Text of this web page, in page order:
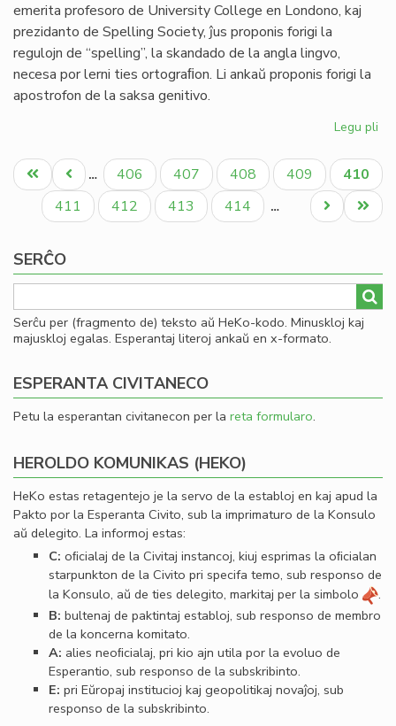
emerita profesoro de University College en Londono, kaj
prezidanto de Spelling Society, ĵus proponis forigi la
regulojn de “spelling”, la skandado de la angla lingvo,
necesa por lerni ties ortograﬁon. Li ankaŭ proponis forigi la
apostrofon de la saksa genitivo.
Legu pli
la
Pagination
Unua
paĝo
Antaŭa
paĝo
… Paĝo
406 Paĝo
407 Paĝo
408 Paĝo
409
Aktuala
paĝo
410
Paĝo
411 Paĝo
412 Paĝo
413 Paĝo
414 …
Last
page
Next
page
SERĈO
Serĉu per (fragmento de) teksto aŭ HeKo-kodo. Minuskloj kaj
majuskloj egalas. Esperantaj literoj ankaŭ en x-formato.
ESPERANTA CIVITANECO
Petu la esperantan civitanecon per la reta formularo.
HEROLDO KOMUNIKAS (HEKO)
HeKo estas retagentejo je la servo de la establoj en kaj apud la
Pakto por la Esperanta Civito, sub la imprimaturo de la Konsulo
aŭ delegito. La informoj estas:
C: oﬁcialaj de la Civitaj instancoj, kiuj esprimas la oﬁcialan
starpunkton de la Civito pri specifa temo, sub responso de
la Konsulo, aŭ de ties delegito, markitaj per la simbolo
.
B: bultenaj de paktintaj establoj, sub responso de membro
de la koncerna komitato.
A: alies neoﬁcialaj, pri kio ajn utila por la evoluo de
Esperantio, sub responso de la subskribinto.
E: pri Eŭropaj institucioj kaj geopolitikaj novaĵoj, sub
responso de la subskribinto.